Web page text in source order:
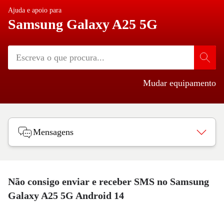
Ajuda e apoio para
Samsung Galaxy A25 5G
Mudar equipamento
Mensagens
Não consigo enviar e receber SMS no Samsung
Galaxy A25 5G Android 14